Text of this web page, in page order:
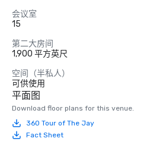
会议室
15
第二大房间
1,900 平方英尺
空间（半私人）
可供使用
平面图
Download floor plans for this venue.
360 Tour of The Jay
Fact Sheet